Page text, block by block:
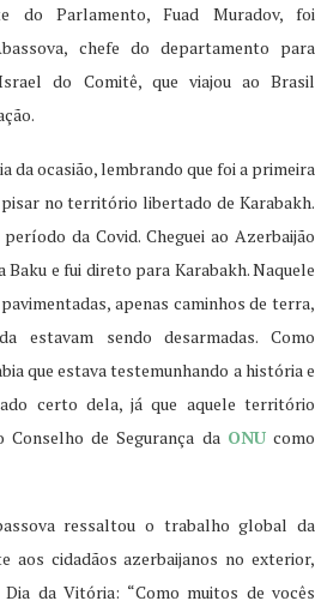
do Parlamento, Fuad Muradov, foi
chefe do departamento para
do Comitê, que viajou ao Brasil
da ocasião, lembrando que foi a primeira
no território libertado de Karabakh.
da Covid. Cheguei ao Azerbaijão
Baku e fui direto para Karabakh. Naquele
apenas caminhos de terra,
estavam sendo desarmadas. Como
que estava testemunhando a história e
certo dela, já que aquele território
de Segurança da ONUcomo
ressaltou o trabalho global da
aos cidadãos azerbaijanos no exterior,
da Vitória: “Como muitos de vocês